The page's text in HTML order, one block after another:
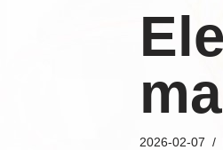
2026-02-07